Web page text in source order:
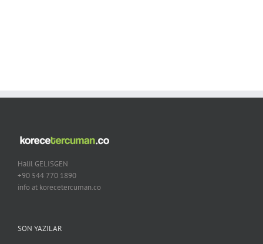
Halil GELISGEN
+90 544 770 1890
info at korecetercuman.co
SON YAZILAR